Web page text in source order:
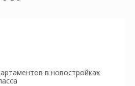
в новостройках